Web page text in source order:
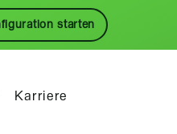
starten
Karriere